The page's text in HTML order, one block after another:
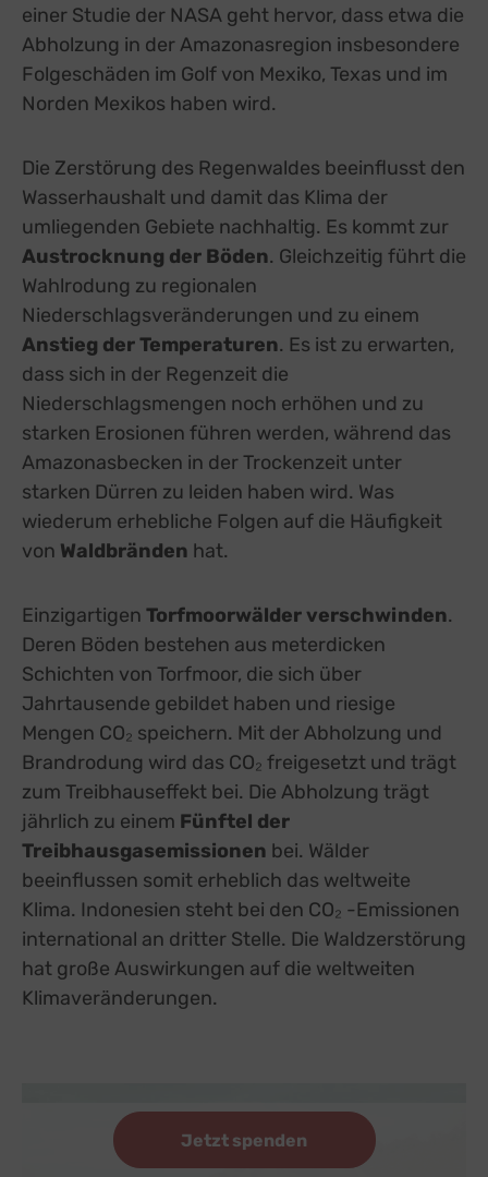
Jetzt spenden
einer Studie der NASA geht hervor, dass etwa die
Abholzung in der Amazonasregion insbesondere
Folgeschäden im Golf von Mexiko, Texas und im
Norden Mexikos haben wird.
Die Zerstörung des Regenwaldes beeinflusst den
Wasserhaushalt und damit das Klima der
umliegenden Gebiete nachhaltig. Es kommt zur
Austrocknung der Böden. Gleichzeitig führt die
Wahlrodung zu regionalen
Niederschlagsveränderungen und zu einem
Anstieg der Temperaturen. Es ist zu erwarten,
dass sich in der Regenzeit die
Niederschlagsmengen noch erhöhen und zu
starken Erosionen führen werden, während das
Amazonasbecken in der Trockenzeit unter
starken Dürren zu leiden haben wird. Was
wiederum erhebliche Folgen auf die Häufigkeit
von Waldbränden hat.
Einzigartigen Torfmoorwälder verschwinden.
Deren Böden bestehen aus meterdicken
Schichten von Torfmoor, die sich über
Jahrtausende gebildet haben und riesige
Mengen CO₂ speichern. Mit der Abholzung und
Brandrodung wird das CO₂ freigesetzt und trägt
zum Treibhauseffekt bei. Die Abholzung trägt
jährlich zu einem Fünftel der
Treibhausgasemissionen bei. Wälder
beeinflussen somit erheblich das weltweite
Klima. Indonesien steht bei den CO₂ -Emissionen
international an dritter Stelle. Die Waldzerstörung
hat große Auswirkungen auf die weltweiten
Klimaveränderungen.